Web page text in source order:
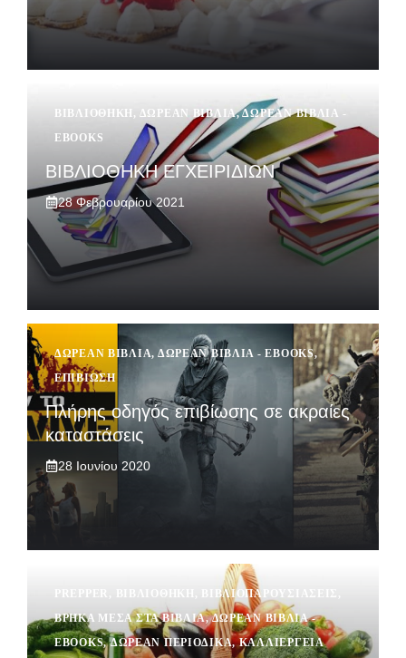
ΒΙΒΛΙΟΘΉΚΗ , ΔΩΡΕΆΝ ΒΙΒΛΊΑ,ΔΩΡΕΆΝ ΒΙΒΛΊΑ -
EBOOKS
ΒΙΒΛΙΟΘΗΚΗ ΕΓΧΕΙΡΙΔΙΩΝ
28 Φεβρουαρίου 2021
ΔΩΡΕΆΝ ΒΙΒΛΊΑ, ΔΩΡΕΆΝ ΒΙΒΛΊΑ - EBOOKS,
ΕΠΙΒΙΩΣΗ
Πλήρης οδηγός επιβίωσης σε ακραίες
καταστάσεις
28 Ιουνίου 2020
PREPPER ΒΙΒΛΙΟΘΉΚΗ ΒΙΒΛΙΟΠΑΡΟΥΣΙΆΣΕΙΣ
ΒΡΉΚΑ ΜΈΣΑ ΣΤΑ ΒΙΒΛΊΑ,ΔΩΡΕΆΝ ΒΙΒΛΊΑ -
EBOOKS,ΔΩΡΕΆΝ ΠΕΡΙΟΔΙΚΆ,ΚΑΛΛΙΈΡΓΕΙΑ